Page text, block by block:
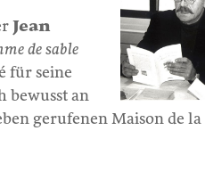
Jean
de sable
für seine
bewusst an
gerufenen Maison de la